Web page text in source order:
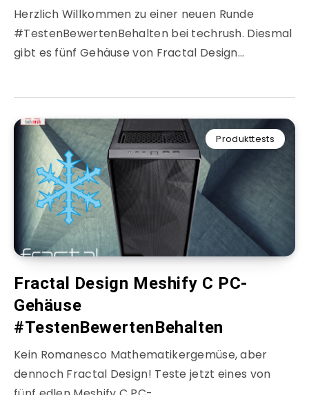
Herzlich Willkommen zu einer neuen Runde
#TestenBewertenBehalten bei techrush. Diesmal
gibt es fünf Gehäuse von Fractal Design…
Produkttests
Fractal Design Meshify C PC-
Gehäuse
#TestenBewertenBehalten
Kein Romanesco Mathematikergemüse, aber
dennoch Fractal Design! Teste jetzt eines von